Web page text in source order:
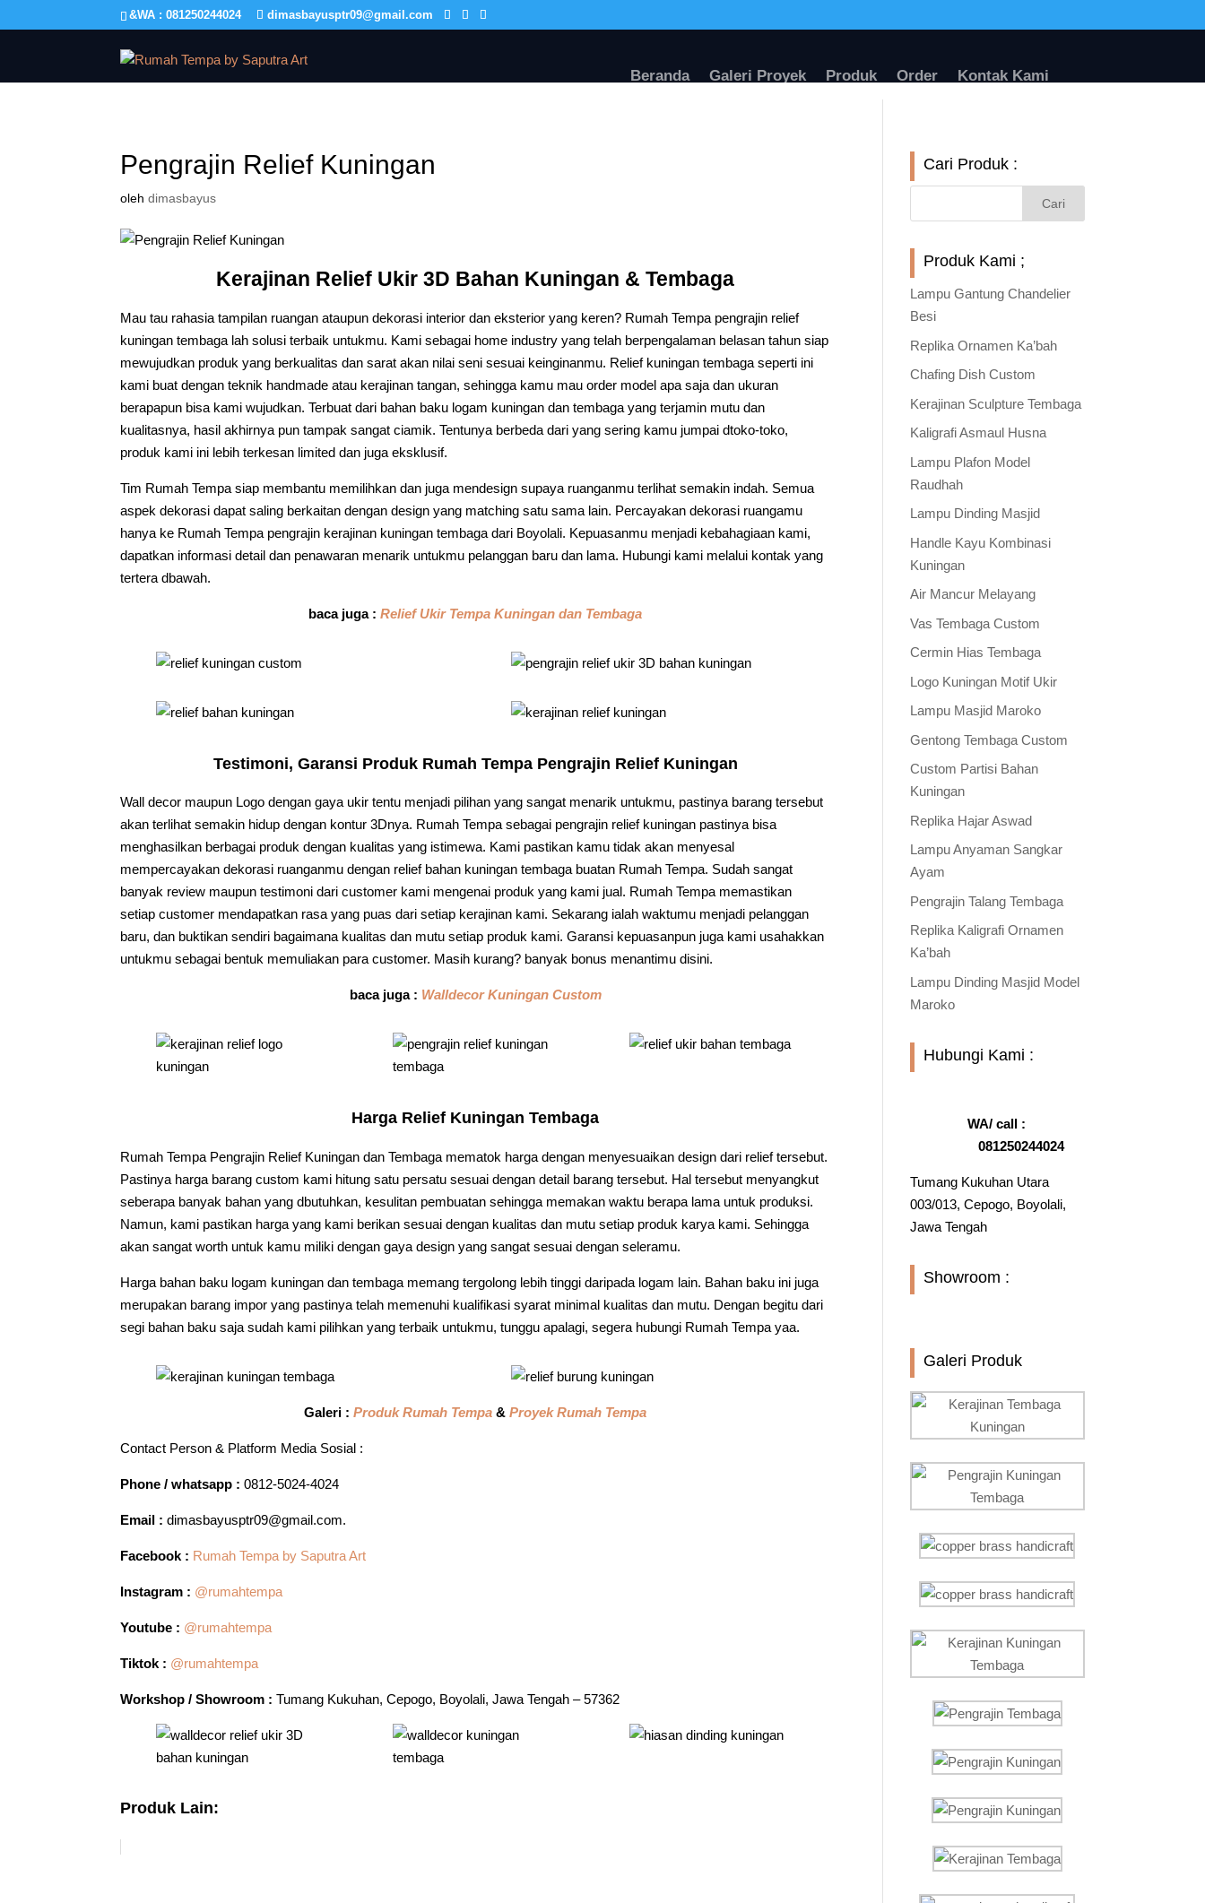
&WA : 081250244024 dimasbayusptr09@gmail.com
Beranda Galeri Proyek Produk Order Kontak Kami
Pengrajin Relief Kuningan
olehdimasbayus
Kerajinan Relief Ukir 3D Bahan Kuningan & Tembaga
Mau tau rahasia tampilan ruangan ataupun dekorasi interior dan eksterior yang keren? Rumah Tempa pengrajin relief
kuningan tembaga lah solusi terbaik untukmu. Kami sebagai home industry yang telah berpengalaman belasan tahun siap
mewujudkan produk yang berkualitas dan sarat akan nilai seni sesuai keinginanmu. Relief kuningan tembaga seperti ini
kami buat dengan teknik handmade atau kerajinan tangan, sehingga kamu mau order model apa saja dan ukuran
berapapun bisa kami wujudkan. Terbuat dari bahan baku logam kuningan dan tembaga yang terjamin mutu dan
kualitasnya, hasil akhirnya pun tampak sangat ciamik. Tentunya berbeda dari yang sering kamu jumpai dtoko-toko,
produk kami ini lebih terkesan limited dan juga eksklusif.
Tim Rumah Tempa siap membantu memilihkan dan juga mendesign supaya ruanganmu terlihat semakin indah. Semua
aspek dekorasi dapat saling berkaitan dengan design yang matching satu sama lain. Percayakan dekorasi ruangamu
hanya ke Rumah Tempa pengrajin kerajinan kuningan tembaga dari Boyolali. Kepuasanmu menjadi kebahagiaan kami,
dapatkan informasi detail dan penawaran menarik untukmu pelanggan baru dan lama. Hubungi kami melalui kontak yang
tertera dbawah.
baca juga :Relief Ukir Tempa Kuningan dan Tembaga
Testimoni, Garansi Produk Rumah Tempa Pengrajin Relief Kuningan
Wall decor maupun Logo dengan gaya ukir tentu menjadi pilihan yang sangat menarik untukmu, pastinya barang tersebut
akan terlihat semakin hidup dengan kontur 3Dnya. Rumah Tempa sebagai pengrajin relief kuningan pastinya bisa
menghasilkan berbagai produk dengan kualitas yang istimewa. Kami pastikan kamu tidak akan menyesal
mempercayakan dekorasi ruanganmu dengan relief bahan kuningan tembaga buatan Rumah Tempa. Sudah sangat
banyak review maupun testimoni dari customer kami mengenai produk yang kami jual. Rumah Tempa memastikan
setiap customer mendapatkan rasa yang puas dari setiap kerajinan kami. Sekarang ialah waktumu menjadi pelanggan
baru, dan buktikan sendiri bagaimana kualitas dan mutu setiap produk kami. Garansi kepuasanpun juga kami usahakkan
untukmu sebagai bentuk memuliakan para customer. Masih kurang? banyak bonus menantimu disini.
baca juga : Walldecor Kuningan Custom
Harga Relief Kuningan Tembaga
Rumah Tempa Pengrajin Relief Kuningan dan Tembaga mematok harga dengan menyesuaikan design dari relief tersebut.
Pastinya harga barang custom kami hitung satu persatu sesuai dengan detail barang tersebut. Hal tersebut menyangkut
seberapa banyak bahan yang dbutuhkan, kesulitan pembuatan sehingga memakan waktu berapa lama untuk produksi.
Namun, kami pastikan harga yang kami berikan sesuai dengan kualitas dan mutu setiap produk karya kami. Sehingga
akan sangat worth untuk kamu miliki dengan gaya design yang sangat sesuai dengan seleramu.
Harga bahan baku logam kuningan dan tembaga memang tergolong lebih tinggi daripada logam lain. Bahan baku ini juga
merupakan barang impor yang pastinya telah memenuhi kualifikasi syarat minimal kualitas dan mutu. Dengan begitu dari
segi bahan baku saja sudah kami pilihkan yang terbaik untukmu, tunggu apalagi, segera hubungi Rumah Tempa yaa.
Galeri : Produk Rumah Tempa &Proyek Rumah Tempa
Contact Person & Platform Media Sosial :
Phone / whatsapp : 0812-5024-4024
Email : dimasbayusptr09@gmail.com.
Facebook : Rumah Tempa by Saputra Art
Instagram : @rumahtempa
Youtube : @rumahtempa
Tiktok : @rumahtempa
Workshop / Showroom :Tumang Kukuhan, Cepogo, Boyolali, Jawa Tengah – 57362
Produk Lain:
Cari Produk :
Produk Kami ;
Lampu Gantung Chandelier
Besi
Replika Ornamen Ka’bah
Chafing Dish Custom
Kerajinan Sculpture Tembaga
Kaligrafi Asmaul Husna
Lampu Plafon Model
Raudhah
Lampu Dinding Masjid
Handle Kayu Kombinasi
Kuningan
Air Mancur Melayang
Vas Tembaga Custom
Cermin Hias Tembaga
Logo Kuningan Motif Ukir
Lampu Masjid Maroko
Gentong Tembaga Custom
Custom Partisi Bahan
Kuningan
Replika Hajar Aswad
Lampu Anyaman Sangkar
Ayam
Pengrajin Talang Tembaga
Replika Kaligrafi Ornamen
Ka’bah
Lampu Dinding Masjid Model
Maroko
Hubungi Kami :
WA/ call :
081250244024
Tumang Kukuhan Utara
003/013, Cepogo, Boyolali,
Jawa Tengah
Showroom :
Galeri Produk